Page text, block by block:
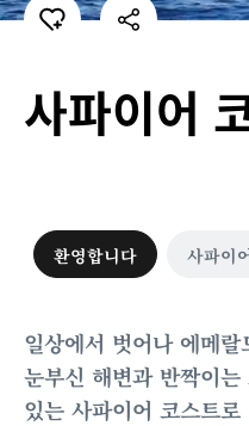
사파이어
환영합니다 사파이
일상에서 벗어나 에메
눈부신 해변과 반짝이
있는 사파이어 코스트